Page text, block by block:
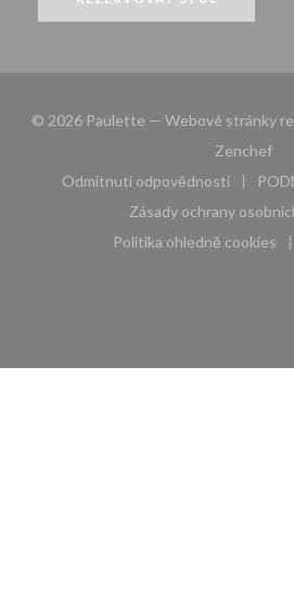
© 2026 Paulette — Webové stránky
Zenchef
Odmítnutí odpovědnosti
((otevře se v novém
Zásady ochrany
Politika ohledně cookies
((otevře se